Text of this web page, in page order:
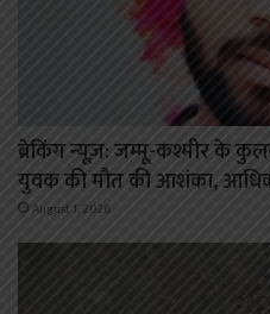
ब्रेकिंग न्यूज़: जम्मू-कश्मीर के
युवक की मौत की आशंका,
August 1, 2026